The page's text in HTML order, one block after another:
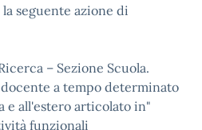
seguente azione di
– Sezione Scuola.
a tempo determinato
e all'estero articolato in"
funzionali